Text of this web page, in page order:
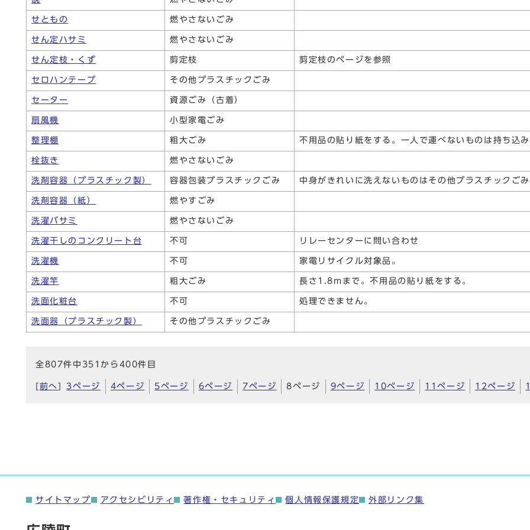
せともの 燃やさないごみ
せん定ハサミ 燃やさないごみ
せん定枝・くず 剪定枝 剪定枝のページを参照
セロハンテープ その他プラスチックごみ
セーター 資源ごみ（古着）
扇風機 小型家電ごみ
整理棚 粗大ごみ 不用品の貼り紙をする。一人で運べないものは持ち込み
栓抜き 燃やさないごみ
洗剤容器（プラスチック製） 容器包装プラスチックごみ 中身がきれいに洗えないものはその他プラスチックごみ
洗剤容器（紙） 燃やすごみ
洗濯バサミ 燃やさないごみ
洗濯干しのコンクリート台 不可 リレーセンターに問い合わせ
洗濯機 不可 家電リサイクル対象品。
洗濯竿 粗大ごみ 長さ1.8mまで。不用品の貼り紙をする。
洗面化粧台 不可 処理できません。
洗面器（プラスチック製） その他プラスチックごみ
全807件中351から400件目
前へ 3ページ 4ページ 5ページ 6ページ 7ページ 8ページ 9ページ 10ページ 11ページ 12ページ
サイトマップ アクセシビリティ 著作権・セキュリティ 個人情報保護規定 外部リンク集